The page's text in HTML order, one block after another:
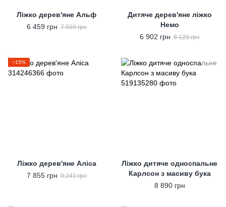
Ліжко дерев'яне Альф
6 459 грн 7 599 грн
Дитяче дерев'яне ліжко
Немо
6 902 грн 8 120 грн
−15%
Ліжко дерев'яне Аліса
7 855 грн 9 241 грн
Ліжко дитяче односпальне
Карлсон з масиву бука
8 890 грн